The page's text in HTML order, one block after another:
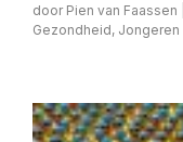
door Pien van Faassen
Gezondheid, Jongeren